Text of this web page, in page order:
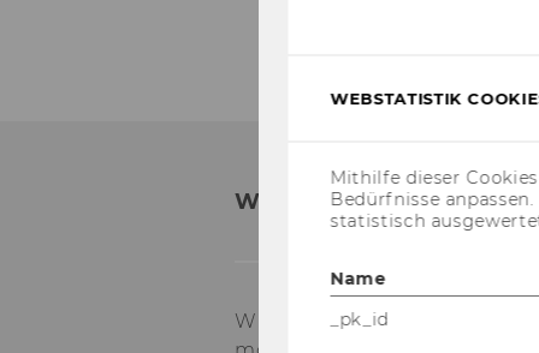
WHY WU?
WU is one of the lar­gest and
WEBSTATISTIK
Mithilfe dieser
Bedürfnisse
statistisch
Name
_pk_id